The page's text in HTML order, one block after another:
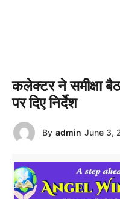
कलेक्टर ने समीक्षा
पर दिए निर्देश
By admin June 3,